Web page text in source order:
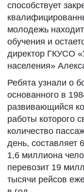
способствует
молодежь
обучения и
директор ГКУСО
населения»
Ребята узнали о
основанного в
развивающийся
работы которого
количество
день, составляет
1,6 миллиона
перевозит 19
тысячи рейсов